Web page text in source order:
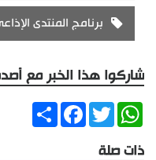
برنامج المنتدى
شاركوا هذا الخبر مع
ShareFacebookTwitter
WhatsApp
ذات صلة